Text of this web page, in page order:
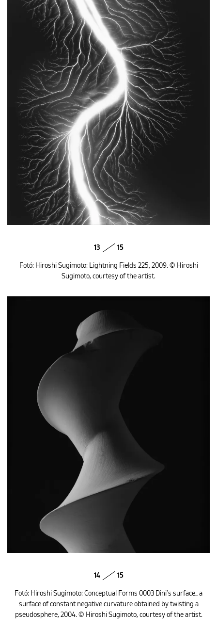
13 15
Fotó: Hiroshi Sugimoto: Lightning Fields 225, 2009. © Hiroshi
Sugimoto, courtesy of the artist.
14 15
Fotó: Hiroshi Sugimoto: Conceptual Forms 0003 Dini’s surface_ a
surface of constant negative curvature obtained by twisting a
pseudosphere, 2004. © Hiroshi Sugimoto, courtesy of the artist.